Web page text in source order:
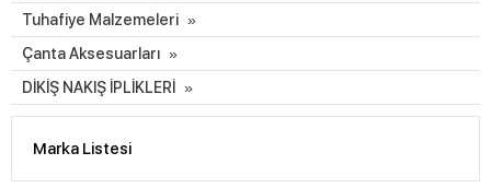
Tuhafiye Malzemeleri
Çanta Aksesuarları
DİKİŞ NAKIŞ İPLİKLERİ
Marka Listesi